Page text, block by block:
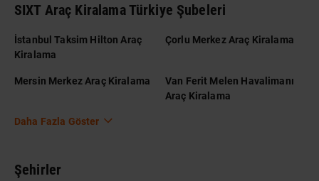
SIXT Araç Kiralama Türkiye Şubeleri
İstanbul Taksim Hilton Araç
Kiralama
Çorlu Merkez Araç Kiralama
Mersin Merkez Araç Kiralama
Van Ferit Melen Havalimanı
Araç Kiralama
Daha Fazla Göster
Şehirler